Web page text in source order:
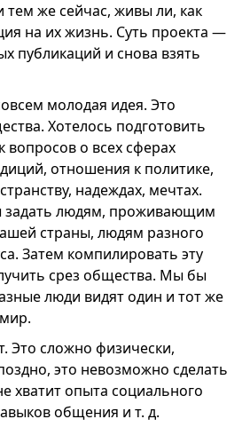
же сейчас, живы ли, как
на их жизнь. Суть проекта —
публикаций и снова взять
молодая идея. Это
Хотелось подготовить
о всех сферах
отношения к политике,
надеждах, мечтах.
задать людям, проживающим
страны, людям разного
Затем компилировать эту
срез общества. Мы бы
люди видят один и тот же
Это сложно физически,
это невозможно сделать
хватит опыта социального
общения и т. д.